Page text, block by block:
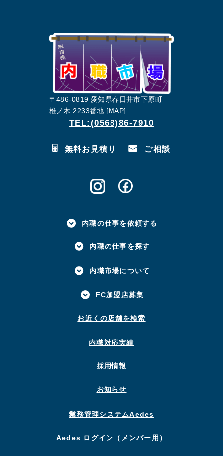
〒486-0819 愛知県春日井市下原町
椎ノ木 2233番地 [MAP]
TEL:(0568)86-7910
無料お見積り ご相談
内職の仕事を依頼する
内職の仕事を探す
内職市場について
FC加盟店募集
お近くの店舗を検索
内職対応実績
採用情報
お知らせ
業務管理システムAedes
Aedes ログイン（メンバー用）